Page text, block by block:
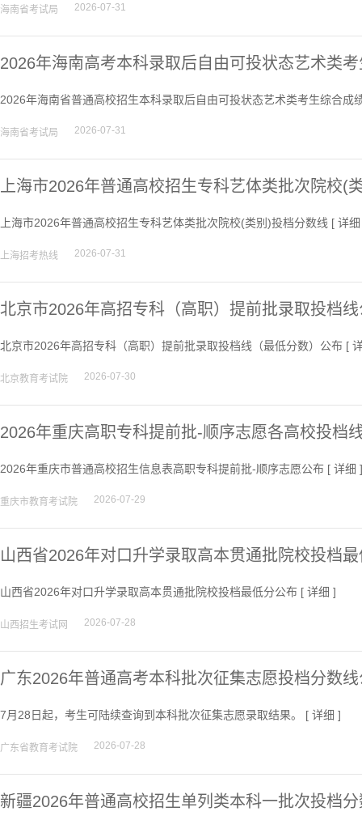
海南省考试局 2026-07-31
2026年海南高考本科录取后自由可投状态艺术类
2026年海南省普通高校招生本科录取后自由可投状态艺术类考生综合成
海南省考试局 2026-07-31
上海市2026年普通高校招生专科艺体类批次院校(
上海市2026年普通高校招生专科艺体类批次院校(类别)投档分数线 [ 详细
上海招考热线 2026-07-31
北京市2026年高招专科（高职）提前批录取投档
北京市2026年高招专科（高职）提前批录取投档线（最低分数）公布 [
北京教育考试院 2026-07-30
2026年重庆高职专科提前批-顺序志愿各高校投档
2026年重庆市普通高校招生信息表高职专科提前批-顺序志愿公布 [ 详细 ]
重庆市教育考试院 2026-07-29
山西省2026年对口升学录取高本贯通批院校投档
山西省2026年对口升学录取高本贯通批院校投档最低分公布 [ 详细 ]
山西招生考试网 2026-07-28
广东2026年普通高考本科批次征集志愿投档分数
7月28日起，考生可陆续查询到本科批次征集志愿录取结果。 [ 详细 ]
广东省教育考试院 2026-07-28
新疆2026年普通高校招生单列类本科一批次投档